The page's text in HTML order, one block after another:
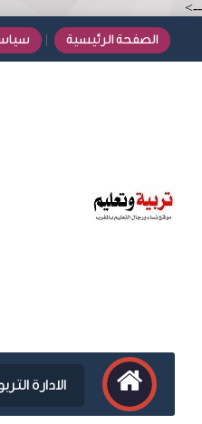
-->
الصفحة الرئيسية
الادارة